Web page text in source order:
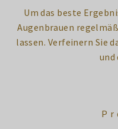
Um das beste
Augenbrauen
lassen. Verfeinern Sie
und